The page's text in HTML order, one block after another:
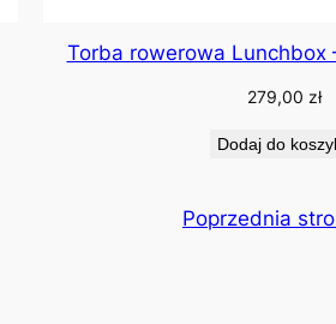
Torba rowerowa Lunchbox
279,00 zł
Dodaj do
Poprzednia